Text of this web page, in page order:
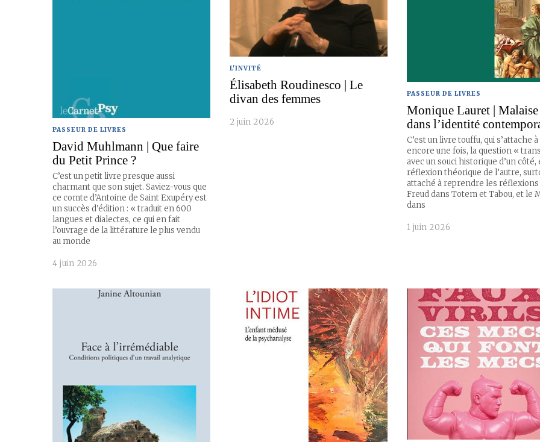
PASSEUR DE LIVRES
David Muhlmann | Que faire
du Petit Prince ?
C’est un petit livre presque aussi
charmant que son sujet. Saviez-vous que
ce comte d’Antoine de Saint Exupéry est
un succès d’édition : « traduit en 600
langues et dialectes, ce qui en fait
l’ouvrage de la littérature le plus vendu
au monde
4 juin 2026
L'INVITÉ
Élisabeth Roudinesco | Le
divan des femmes
2 juin 2026
PASSEUR DE LIVRES
Monique Lauret | Malaise
dans l’identité
C’est un livre touffu, qui s’attache
encore une fois, la question «
avec un souci historique d’un côté,
réflexion théorique de l’autre,
attaché à reprendre les réflexions
Freud dans Totem et Tabou, et le
dans
1 juin 2026